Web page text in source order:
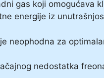
gas koji omogućava
energije iz
neophodna za
nedostatka